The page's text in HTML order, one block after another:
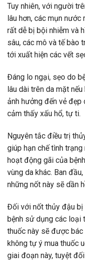
Tuy nhiên, với người
lâu hơn, các mụn
rất dễ bị bội nhiễm và
sâu, các mô và tế bào
tới xuất hiện các vết
Đáng lo ngại, sẹo do
lâu dài trên da mặt
ảnh hưởng đến vẻ đẹp
cảm thấy xấu hổ, tự ti.
Nguyên tắc điều trị
giúp hạn chế tình
hoạt động gãi của
vùng da khác. Ban
những nốt này sẽ dần
Đối với nốt thủy đậu bị
bệnh sử dụng các loại
thuốc này sẽ được bác
không tự ý mua thuốc
giai đoạn này, tuyệt